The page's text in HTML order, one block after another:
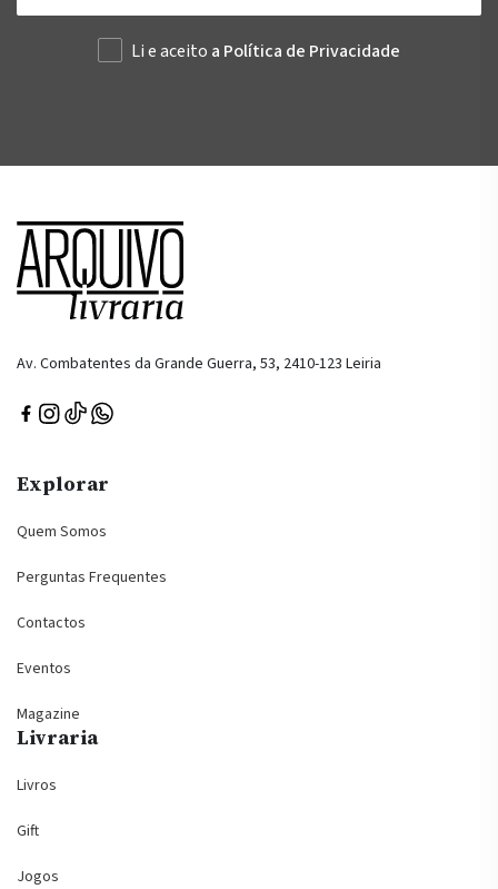
Li e aceito a Política de Privacidade
Av. Combatentes da Grande Guerra, 53, 2410-123 Leiria
Explorar
Quem Somos
Perguntas Frequentes
Contactos
Eventos
Magazine
Livraria
Livros
Gift
Jogos